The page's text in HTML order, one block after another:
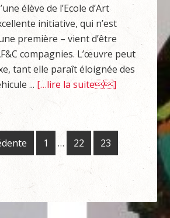
élève de l’Ecole d’Art
initiative, qui n’est
première – vient d’être
compagnies. L’œuvre peut
tant elle paraît éloignée des
... […lire la suite]
1 … 22 23